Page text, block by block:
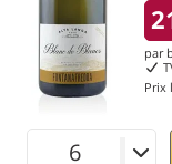
par
Prix